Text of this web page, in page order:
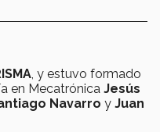
, y estuvo formado
en Mecatrónica Jesús
Navarro y Juan